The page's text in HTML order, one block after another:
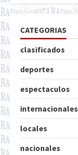
CATEGORIAS
clasificados
deportes
espectaculos
internacionales
locales
nacionales